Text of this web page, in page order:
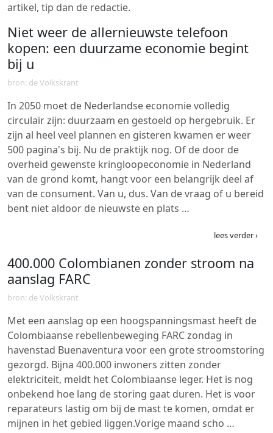
artikel, tip dan de redactie.
Niet weer de allernieuwste telefoon
kopen: een duurzame economie begint
bij u
bron: de Volkskrant
In 2050 moet de Nederlandse economie volledig
circulair zijn: duurzaam en gestoeld op hergebruik. Er
zijn al heel veel plannen en gisteren kwamen er weer
500 pagina's bij. Nu de praktijk nog. Of de door de
overheid gewenste kringloopeconomie in Nederland
van de grond komt, hangt voor een belangrijk deel af
van de consument. Van u, dus. Van de vraag of u bereid
bent niet aldoor de nieuwste en plats …
lees verder ›
400.000 Colombianen zonder stroom na
aanslag FARC
bron: de Volkskrant
Met een aanslag op een hoogspanningsmast heeft de
Colombiaanse rebellenbeweging FARC zondag in
havenstad Buenaventura voor een grote stroomstoring
gezorgd. Bijna 400.000 inwoners zitten zonder
elektriciteit, meldt het Colombiaanse leger. Het is nog
onbekend hoe lang de storing gaat duren. Het is voor
reparateurs lastig om bij de mast te komen, omdat er
mijnen in het gebied liggen.Vorige maand scho …